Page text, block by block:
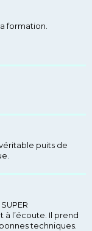
formation.
puits de
l’écoute. Il prend
techniques.